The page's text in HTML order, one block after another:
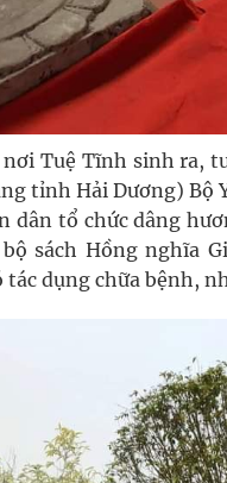
Tuệ Tĩnh sinh ra,
tỉnh Hải Dương)
dân tổ chức dâng
sách Hồng nghĩa
dụng chữa bệnh,